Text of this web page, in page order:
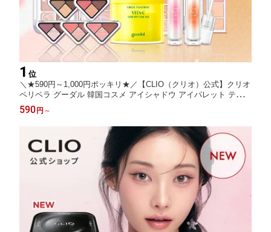
1 位
＼★590円～1,000円ポッキリ★／【CLIO（クリオ）公式】クリオ
ペリペラ グーダル 韓国コスメ アイシャドウ アイパレット ティン
ト リップ パレット ビタC パッド 発色 密着 保湿 くすみ デイリー
メイク 韓国メイク
590円 ～